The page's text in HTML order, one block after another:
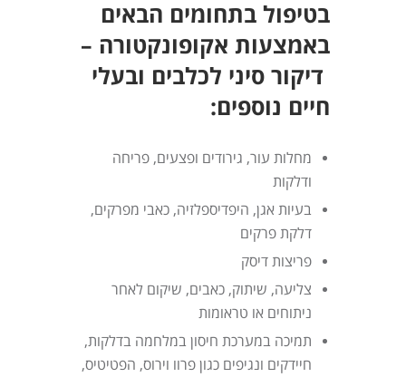
בטיפול בתחומים הבאים
באמצעות אקופונקטורה –
דיקור סיני לכלבים ובעלי
חיים נוספים:
מחלות עור, גירודים ופצעים, פריחה
ודלקות
בעיות אגן, היפדיספלזיה, כאבי מפרקים,
דלקת פרקים
פריצות דיסק
צליעה, שיתוק, כאבים, שיקום לאחר
ניתוחים או טראומות
תמיכה במערכת חיסון במלחמה בדלקות,
חיידקים ונגיפים כגון פרוו וירוס, הפטיטיס,